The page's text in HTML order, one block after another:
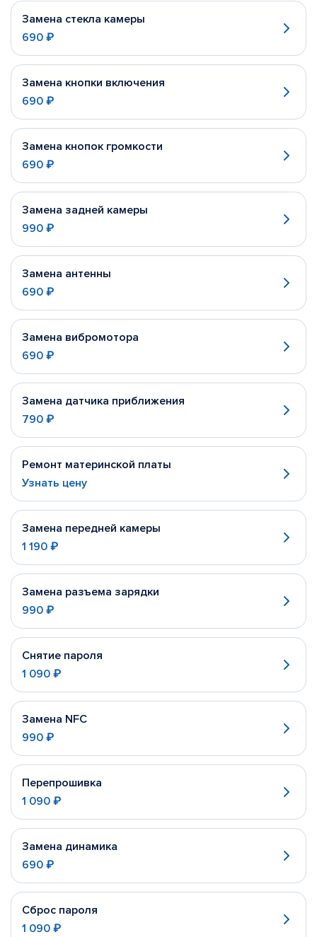
Замена стекла камеры
690 ₽
Замена кнопки включения
690 ₽
Замена кнопок громкости
690 ₽
Замена задней камеры
990 ₽
Замена антенны
690 ₽
Замена вибромотора
690 ₽
Замена датчика приближения
790 ₽
Ремонт материнской платы
Узнать цену
Замена передней камеры
1 190 ₽
Замена разъема зарядки
990 ₽
Снятие пароля
1 090 ₽
Замена NFC
990 ₽
Перепрошивка
1 090 ₽
Замена динамика
690 ₽
Сброс пароля
1 090 ₽